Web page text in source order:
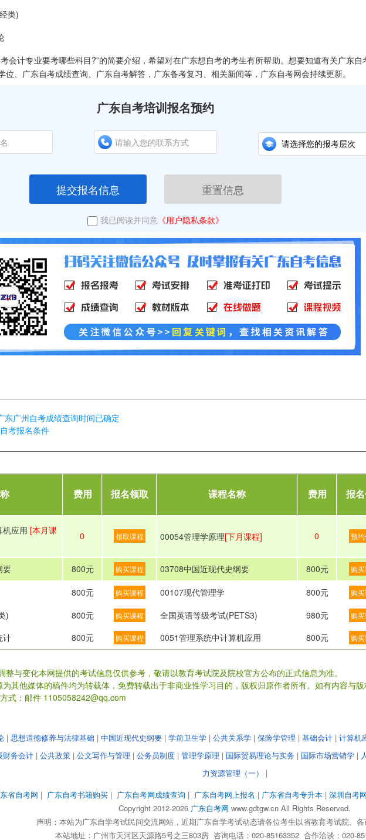
类)
计专业要考哪些科目?”的简要介绍，希望对在广东想自考的考生有所帮助。想要知道有关广东自
位、广东自考成绩查询、广东自考解答，广东备考复习、相关新闻等，广东自考网会持续更新。
广东自考培训报名预约
提交报名信息 重置信息
我已阅读并同意 《用户隐私条款》
东广州自考成绩查询时间已确定
考报名条件
费用 报名领取 课程名称 费用 报
应用 [本月课
0 领取课程 00054管理学原理[下月课程] 0 预
要 800元 购买课程 03708中国近现代史纲要 800元 购
800元 购买课程 00107现代管理学 800元 购
) 800元 购买课程 全国英语等级考试(PETS3) 980元 购
计 800元 购买课程 0051管理系统中计算机应用 800元 购
整与变化本网提供的考试信息仅供参考，敬请以教育考试院及院校官方公布的正式信息为准。
其他媒体的稿件均为转载体，免费转载出于非商业性学习目的，版权归原作者所有。如有内容与
式：邮件 1105058242@qq.com
| 思想道德修养与法律基础 | 中国近现代史纲要 | 学前卫生学 | 公共关系学 | 保险学管理 | 基础会计 | 计算机
财务会计 | 公共政策 | 公文写作与管理 | 公务员制度 | 管理学原理 | 国际贸易理论与实务 | 国际市场营销学 |
力资源管理（一）
|
省自考网 | 广东自考书籍购买 | 广东自考网成绩查询 | 广东自考网上报名 | 广东省自考专升本 | 深圳自考
Copyright 2012-2026 广东自考网 www.gdtgw.cn All Rights Reserved.
声明：本站为广东自学考试民间交流网站，近期广东自学考试动态请各位考生以省教育考试院、
本站地址：广州市天河区天源路5号之三803房 咨询电话：020-85163352 合作洽谈：020-